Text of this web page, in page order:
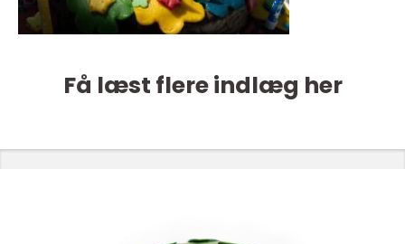
Få læst flere indlæg her